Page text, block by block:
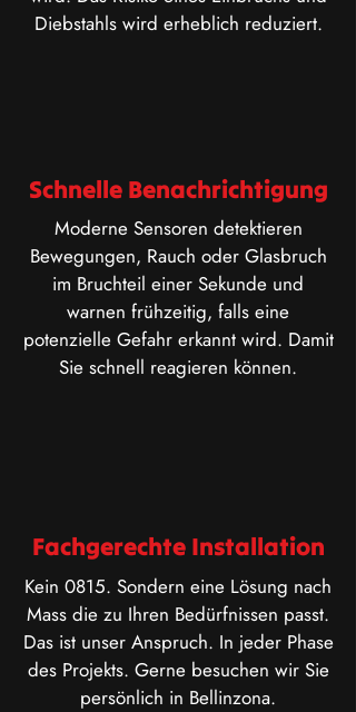
Diebstahls wird erheblich reduziert.
Schnelle Benachrichtigung
​Moderne Sensoren detektieren
Bewegungen, Rauch oder Glasbruch
im Bruchteil einer Sekunde und
warnen frühzeitig, falls eine
potenzielle Gefahr erkannt wird. Damit
Sie schnell reagieren können.
Fachgerechte Installation
Kein 0815. Sondern eine Lösung nach
Mass die zu Ihren Bedürfnissen passt.
Das ist unser Anspruch. In jeder Phase
des Projekts. Gerne besuchen wir Sie
persönlich in Bellinzona.